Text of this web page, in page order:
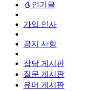
인기글
가입 인사
공지 사항
잡담 게시판
질문 게시판
유머 게시판